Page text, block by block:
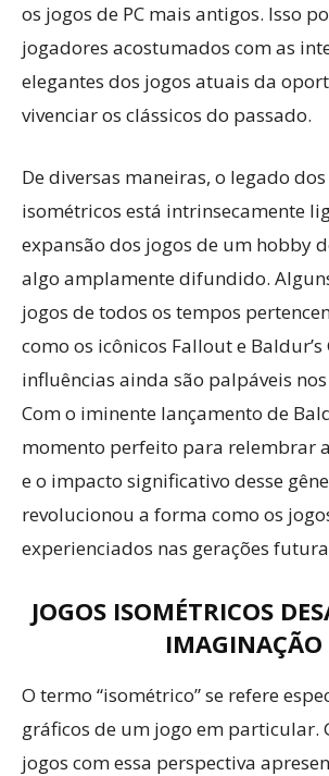
os jogos de PC mais antigos. Isso
jogadores acostumados com as
elegantes dos jogos atuais da
vivenciar os clássicos do passado.
De diversas maneiras, o legado dos
isométricos está intrinsecamente
expansão dos jogos de um hobby
algo amplamente difundido.
jogos de todos os tempos
como os icônicos Fallout e Baldur’s
influências ainda são palpáveis
Com o iminente lançamento de
momento perfeito para relembrar
e o impacto significativo desse
revolucionou a forma como os
experienciados nas gerações
JOGOS ISOMÉTRICOS
IMAGINAÇÃO
O termo “isométrico” se refere
gráficos de um jogo em particular.
jogos com essa perspectiva